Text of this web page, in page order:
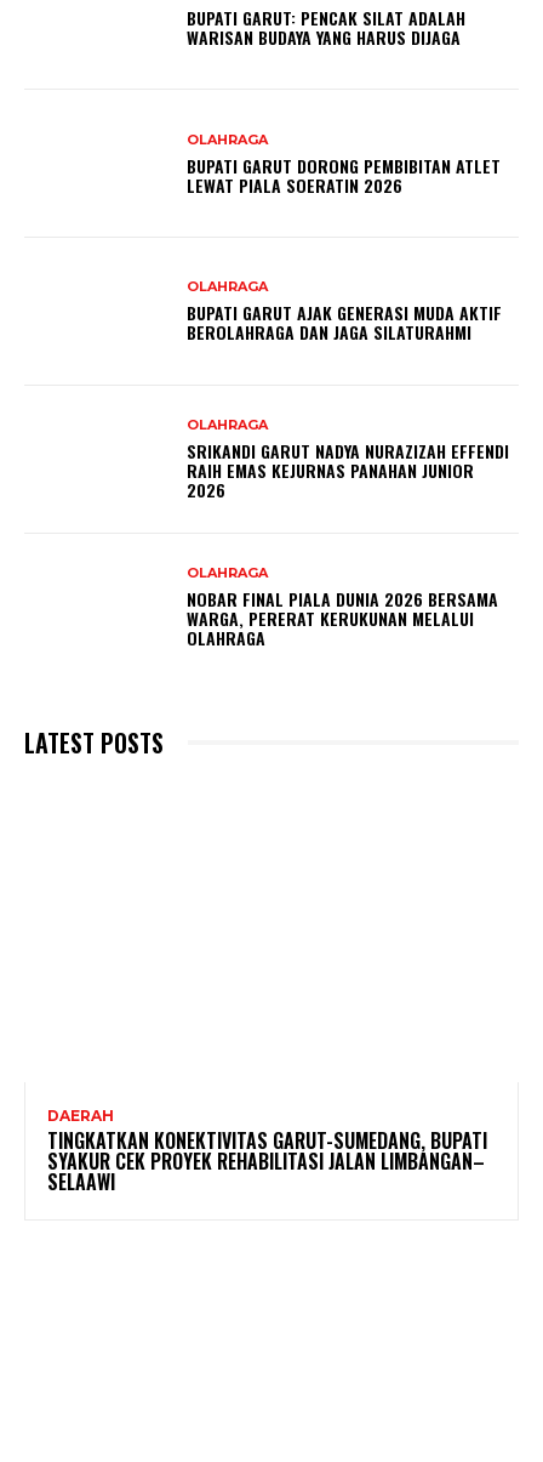
BUPATI GARUT: PENCAK SILAT ADALAH
WARISAN BUDAYA YANG HARUS DIJAGA
OLAHRAGA
BUPATI GARUT DORONG PEMBIBITAN ATLET
LEWAT PIALA SOERATIN 2026
OLAHRAGA
BUPATI GARUT AJAK GENERASI MUDA AKTIF
BEROLAHRAGA DAN JAGA SILATURAHMI
OLAHRAGA
SRIKANDI GARUT NADYA NURAZIZAH EFFENDI
RAIH EMAS KEJURNAS PANAHAN JUNIOR
2026
OLAHRAGA
NOBAR FINAL PIALA DUNIA 2026 BERSAMA
WARGA, PERERAT KERUKUNAN MELALUI
OLAHRAGA
LATEST POSTS
DAERAH
TINGKATKAN KONEKTIVITAS GARUT-SUMEDANG, BUPATI
SYAKUR CEK PROYEK REHABILITASI JALAN LIMBANGAN–
SELAAWI